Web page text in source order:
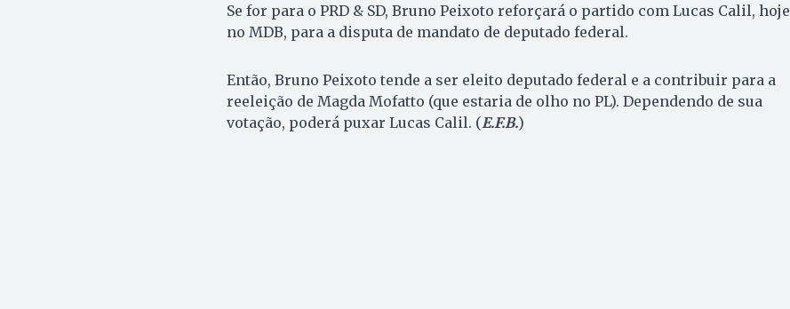
Se for para o PRD & SD, Bruno Peixoto reforçará o partido com Lucas Calil, hoje
no MDB, para a disputa de mandato de deputado federal.
Então, Bruno Peixoto tende a ser eleito deputado federal e a contribuir para a
reeleição de Magda Mofatto (que estaria de olho no PL). Dependendo de sua
votação, poderá puxar Lucas Calil. (E.F.B.)